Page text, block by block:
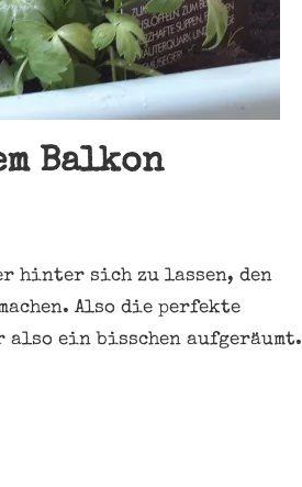
Balkon
hinter sich zu lassen, den
Also die perfekte
also ein bisschen aufgeräumt.